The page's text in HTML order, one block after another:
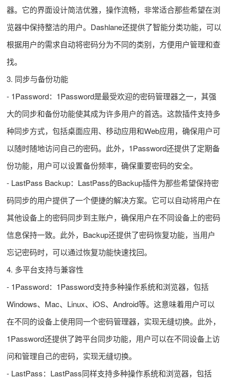
器。它的界面设计简洁优雅，操作流畅，非常适合那些希望在浏
览器中保持整洁的用户。Dashlane还提供了智能分类功能，可以
根据用户的需求自动将密码分为不同的类别，方便用户管理和查
找。
3. 同步与备份功能
- 1Password：1Password是最受欢迎的密码管理器之一，其强
大的同步和备份功能使其成为许多用户的首选。这款插件支持多
种同步方式，包括桌面应用、移动应用和Web应用，确保用户可
以随时随地访问自己的密码。此外，1Password还提供了定期备
份功能，用户可以设置备份频率，确保重要密码的安全。
- LastPass Backup：LastPass的Backup插件为那些希望保持密
码同步的用户提供了一个便捷的解决方案。它可以自动将用户在
其他设备上的密码同步到主账户，确保用户在不同设备上的密码
信息保持一致。此外，Backup还提供了密码恢复功能，当用户
忘记密码时，可以通过恢复功能快速找回。
4. 多平台支持与兼容性
- 1Password：1Password支持多种操作系统和浏览器，包括
Windows、Mac、Linux、iOS、Android等。这意味着用户可以
在不同的设备上使用同一个密码管理器，实现无缝切换。此外，
1Password还提供了跨平台同步功能，用户可以在不同设备上访
问和管理自己的密码，实现无缝切换。
- LastPass：LastPass同样支持多种操作系统和浏览器，包括